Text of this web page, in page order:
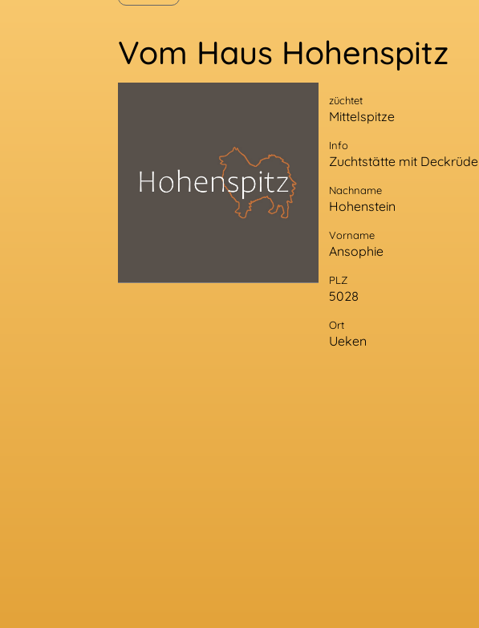
Vom Haus Hohenspitz
züchtet
Mittelspitze
Info
Zuchtstätte mit Deckrüde
Nachname
Hohenstein
Vorname
Ansophie
PLZ
5028
Ort
Ueken